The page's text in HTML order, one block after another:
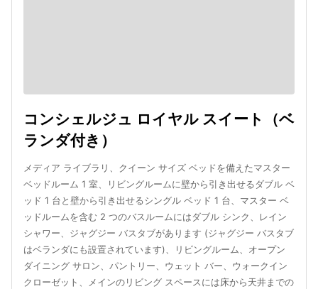
コンシェルジュ ロイヤル スイート（ベ
ランダ付き）
メディア ライブラリ、クイーン サイズ ベッドを備えたマスター
ベッドルーム 1 室、リビングルームに壁から引き出せるダブル ベ
ッド 1 台と壁から引き出せるシングル ベッド 1 台、マスター ベ
ッドルームを含む 2 つのバスルームにはダブル シンク、レイン
シャワー、ジャグジー バスタブがあります (ジャグジー バスタブ
はベランダにも設置されています)、リビングルーム、オープン
ダイニング サロン、パントリー、ウェット バー、ウォークイン
クローゼット、メインのリビング スペースには床から天井までの